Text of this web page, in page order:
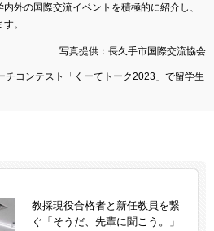
外の国際交流イベントを積極的に紹介し、
。
写真提供：長久手市国際交流協会
チコンテスト「くーてトーク2023」で留学生
教採現役合格者と新任教員を繋
ぐ「そうだ、先輩に聞こう。」